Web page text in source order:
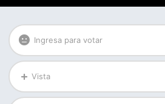
Ingresa para votar
Vista